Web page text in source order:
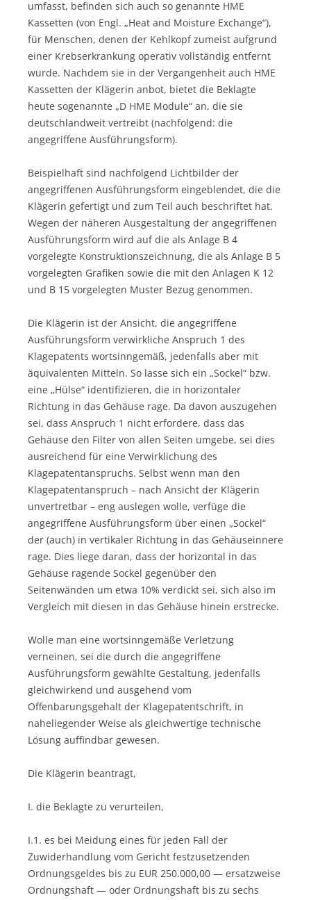
umfasst, befinden sich auch so genannte HME
Kassetten (von Engl. „Heat and Moisture Exchange“),
für Menschen, denen der Kehlkopf zumeist aufgrund
einer Krebserkrankung operativ vollständig entfernt
wurde. Nachdem sie in der Vergangenheit auch HME
Kassetten der Klägerin anbot, bietet die Beklagte
heute sogenannte „D HME Module“ an, die sie
deutschlandweit vertreibt (nachfolgend: die
angegriffene Ausführungsform).
Beispielhaft sind nachfolgend Lichtbilder der
angegriffenen Ausführungsform eingeblendet, die die
Klägerin gefertigt und zum Teil auch beschriftet hat.
Wegen der näheren Ausgestaltung der angegriffenen
Ausführungsform wird auf die als Anlage B 4
vorgelegte Konstruktionszeichnung, die als Anlage B 5
vorgelegten Grafiken sowie die mit den Anlagen K 12
und B 15 vorgelegten Muster Bezug genommen.
Die Klägerin ist der Ansicht, die angegriffene
Ausführungsform verwirkliche Anspruch 1 des
Klagepatents wortsinngemäß, jedenfalls aber mit
äquivalenten Mitteln. So lasse sich ein „Sockel“ bzw.
eine „Hülse“ identifizieren, die in horizontaler
Richtung in das Gehäuse rage. Da davon auszugehen
sei, dass Anspruch 1 nicht erfordere, dass das
Gehäuse den Filter von allen Seiten umgebe, sei dies
ausreichend für eine Verwirklichung des
Klagepatentanspruchs. Selbst wenn man den
Klagepatentanspruch – nach Ansicht der Klägerin
unvertretbar – eng auslegen wolle, verfüge die
angegriffene Ausführungsform über einen „Sockel“
der (auch) in vertikaler Richtung in das Gehäuseinnere
rage. Dies liege daran, dass der horizontal in das
Gehäuse ragende Sockel gegenüber den
Seitenwänden um etwa 10% verdickt sei, sich also im
Vergleich mit diesen in das Gehäuse hinein erstrecke.
Wolle man eine wortsinngemäße Verletzung
verneinen, sei die durch die angegriffene
Ausführungsform gewählte Gestaltung, jedenfalls
gleichwirkend und ausgehend vom
Offenbarungsgehalt der Klagepatentschrift, in
naheliegender Weise als gleichwertige technische
Lösung auffindbar gewesen.
Die Klägerin beantragt,
I. die Beklagte zu verurteilen,
I.1. es bei Meidung eines für jeden Fall der
Zuwiderhandlung vom Gericht festzusetzenden
Ordnungsgeldes bis zu EUR 250.000,00 — ersatzweise
Ordnungshaft — oder Ordnungshaft bis zu sechs